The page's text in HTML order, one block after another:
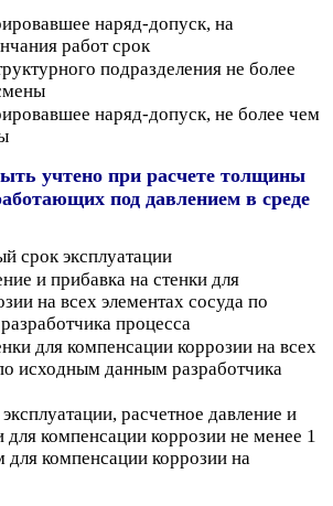
наряд-допуск, на
работ срок
подразделения не более
наряд-допуск, не более чем
учтено при расчете толщины
под давлением в среде
срок эксплуатации
и прибавка на стенки для
на всех элементах сосуда по
процесса
для компенсации коррозии на всех
исходным данным разработчика
расчетное давление и
для компенсации коррозии не менее 1
компенсации коррозии на